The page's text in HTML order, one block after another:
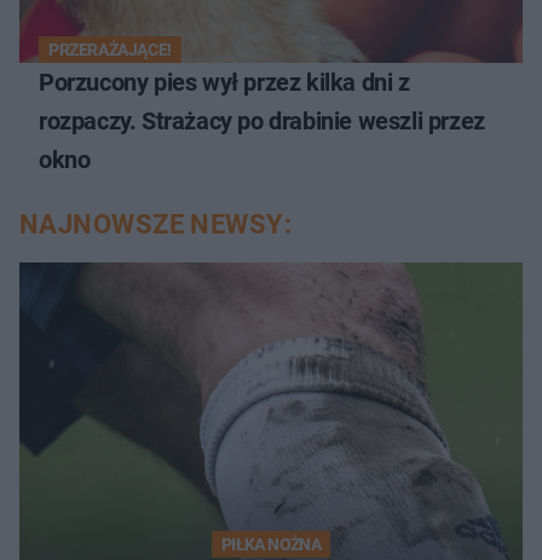
PRZERAŻAJĄCE!
Porzucony pies wył przez kilka dni z
rozpaczy. Strażacy po drabinie weszli przez
okno
NAJNOWSZE NEWSY:
PIŁKA NOŻNA